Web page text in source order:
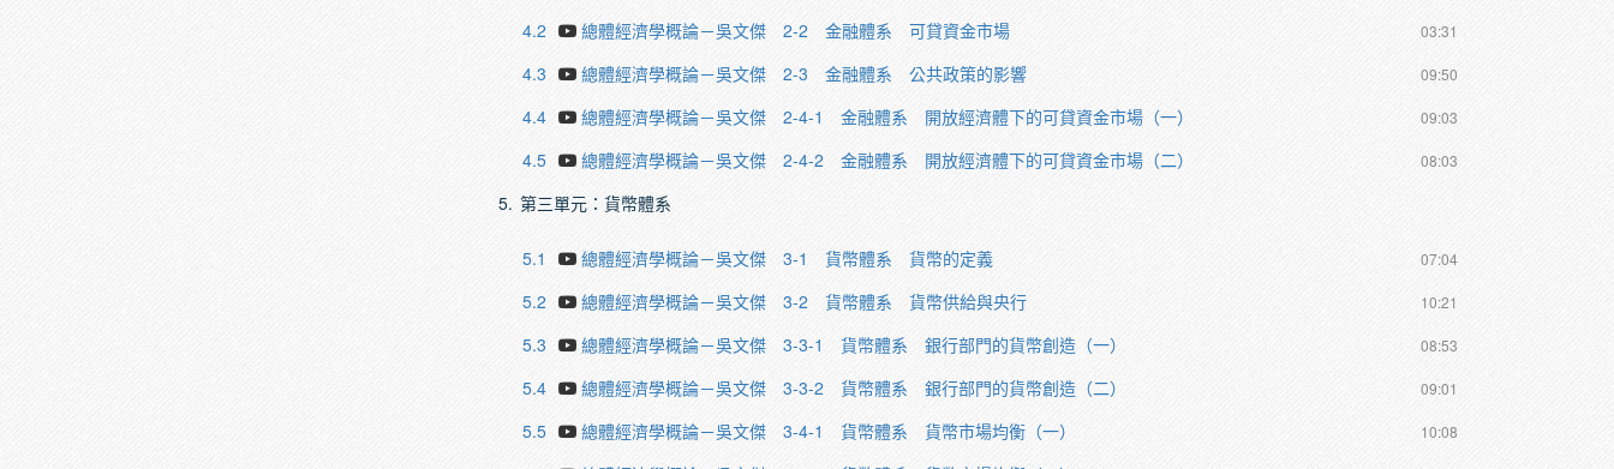
4.2
03:31
總體經濟學概論－吳文傑 2-2 金融體系 可貸資金市場
4.3
09:50
總體經濟學概論－吳文傑 2-3 金融體系 公共政策的影響
4.4
09:03
總體經濟學概論－吳文傑 2-4-1 金融體系 開放經濟體下的可貸資金市場（一）
4.5
08:03
總體經濟學概論－吳文傑 2-4-2 金融體系 開放經濟體下的可貸資金市場（二）
5. 第三單元：貨幣體系
5.1 07:04
總體經濟學概論－吳文傑 3-1 貨幣體系 貨幣的定義
5.2
10:21
總體經濟學概論－吳文傑 3-2 貨幣體系 貨幣供給與央行
5.3
08:53
總體經濟學概論－吳文傑 3-3-1 貨幣體系 銀行部門的貨幣創造（一）
5.4
09:01
總體經濟學概論－吳文傑 3-3-2 貨幣體系 銀行部門的貨幣創造（二）
5.5
10:08
總體經濟學概論－吳文傑 3-4-1 貨幣體系 貨幣市場均衡（一）